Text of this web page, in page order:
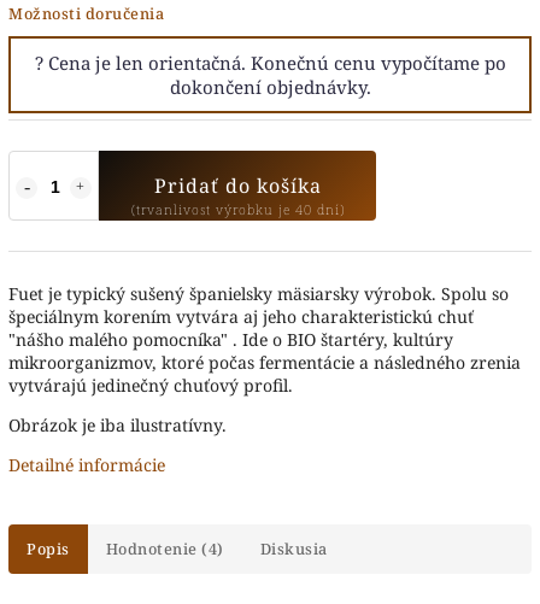
Možnosti doručenia
Pridať do košíka
Fuet je typický sušený španielsky mäsiarsky výrobok. Spolu so
špeciálnym korením vytvára aj jeho charakteristickú chuť
"nášho malého pomocníka" . Ide o BIO štartéry, kultúry
mikroorganizmov, ktoré počas fermentácie a následného zrenia
vytvárajú jedinečný chuťový profil.
Obrázok je iba ilustratívny.
Detailné informácie
Popis Hodnotenie (4) Diskusia